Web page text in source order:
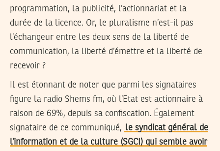
programmation, la publicité, l’actionnariat et la
durée de la licence. Or, le pluralisme n’est-il pas
l’échangeur entre les deux sens de la liberté de
communication, la liberté d’émettre et la liberté de
recevoir ?
Il est étonnant de noter que parmi les signataires
figure la radio Shems fm, où l’Etat est actionnaire à
raison de 69%, depuis sa confiscation. Également
signataire de ce communiqué, le syndicat général de
l’information et de la culture (SGCI) qui semble avoir